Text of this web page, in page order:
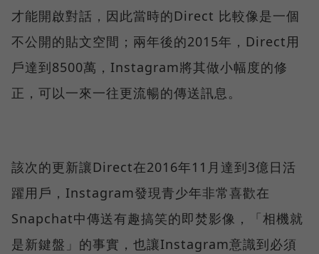
才能開啟對話，因此當時的Direct 比較像是一個
不公開的貼文空間；兩年後的2015年，Direct用
戶達到8500萬，Instagram將其做小幅度的修
正，可以一來一往更流暢的傳送訊息。
該次的更新讓Direct在2016年11月達到3億日活
躍用戶，Instagram發現青少年非常喜歡在
Snapchat中傳送有趣搞笑的即焚影像，「相機就
是新鍵盤」的事實，也讓Instagram意識到必須